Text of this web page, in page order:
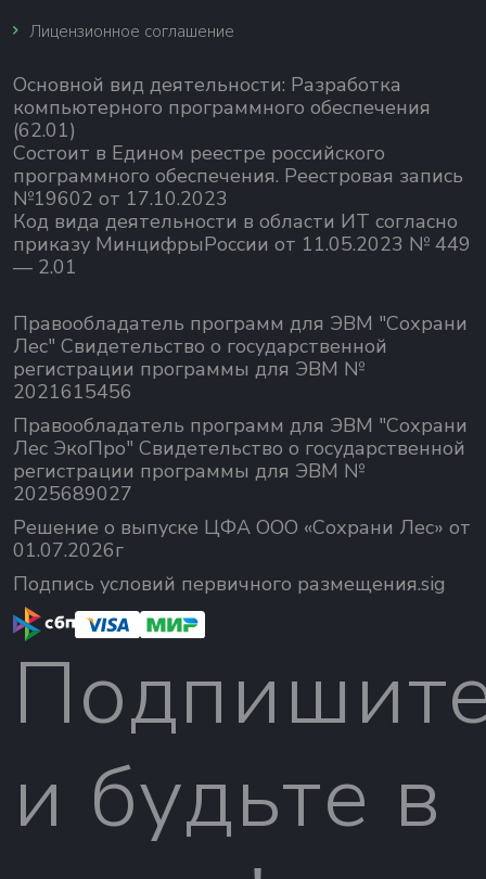
Лицензионное соглашение
Основной вид деятельности: Разработка
компьютерного программного обеспечения
(62.01)
Состоит в Едином реестре российского
программного обеспечения. Реестровая запись
№19602 от 17.10.2023
Код вида деятельности в области ИТ согласно
приказу МинцифрыРоссии от 11.05.2023 № 449
— 2.01
Правообладатель программ для ЭВМ "Сохрани
Лес" Свидетельство о государственной
регистрации программы для ЭВМ №
2021615456
Правообладатель программ для ЭВМ "Сохрани
Лес ЭкоПро" Свидетельство о государственной
регистрации программы для ЭВМ №
2025689027
Решение о выпуске ЦФА ООО «Сохрани Лес» от
01.07.2026г
Подпись условий первичного размещения.sig
и будьте в